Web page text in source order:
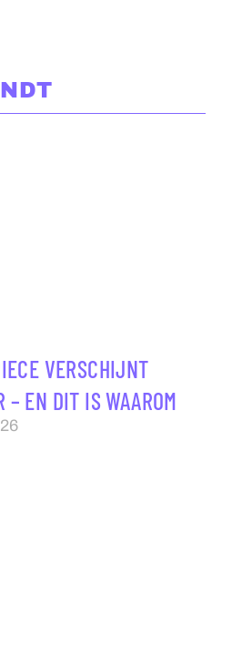
VERSCHIJNT
– EN DIT IS WAAROM